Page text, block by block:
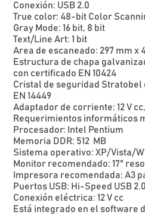
Conexión: USB 2.0
True color: 48-bit Color
Gray Mode: 16 bit, 8 bit
Text/Line Art: 1 bit
Area de escaneado: 297 mm x
Estructura de chapa
con certificado EN 10424
Cristal de seguridad Stratobel
EN 14449
Adaptador de corriente: 12 V cc,
Requerimientos informáticos
Procesador: Intel Pentium
Memoria DDR: 512 MB
Sistema operativo: XP/Vista/
Monitor recomendado: 17"
Impresora recomendada: A3
Puertos USB: Hi-Speed USB
Conexión eléctrica: 12 V cc
Está integrado en el software